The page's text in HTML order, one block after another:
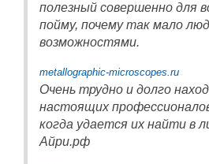
полезный совершенно для
пойму, почему так мало
возможностями.
metallographic-microscopes.ru
Очень трудно и долго
настоящих
когда удается их найти в
Айри.рф